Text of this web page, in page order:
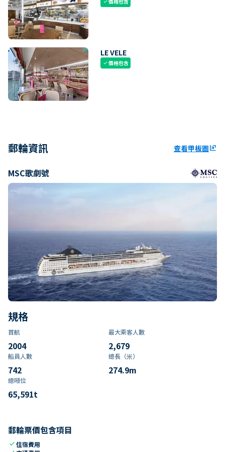
check
LE VELE
check價格包含
郵輪資訊 查看甲板圖ungroup
MSC歌劇號
規格
首航
2004
最大乘客人數
2,679
船員人數
742
總長（米）
274.9m
總噸位
65,591t
郵輪票價包含項目
check住宿費用